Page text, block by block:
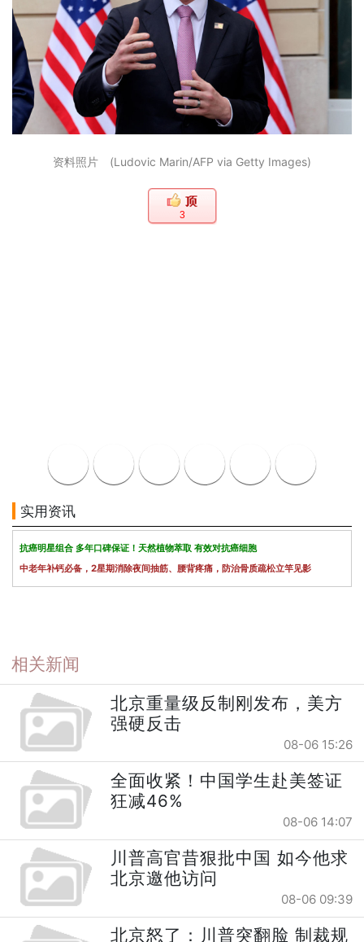
资料照片 (Ludovic Marin/AFP via Getty Images)
3
实用资讯
抗癌明星组合 多年口碑保证！天然植物萃取 有效对抗癌细胞
中老年补钙必备，2星期消除夜间抽筋、腰背疼痛，防治骨质疏松立竿见影
相关新闻
北京重量级反制刚发布，美方
强硬反击
08-06 15:26
全面收紧！中国学生赴美签证
狂减46%
08-06 14:07
川普高官昔狠批中国 如今他求
北京邀他访问
08-06 09:39
北京怒了：川普突翻脸 制裁规